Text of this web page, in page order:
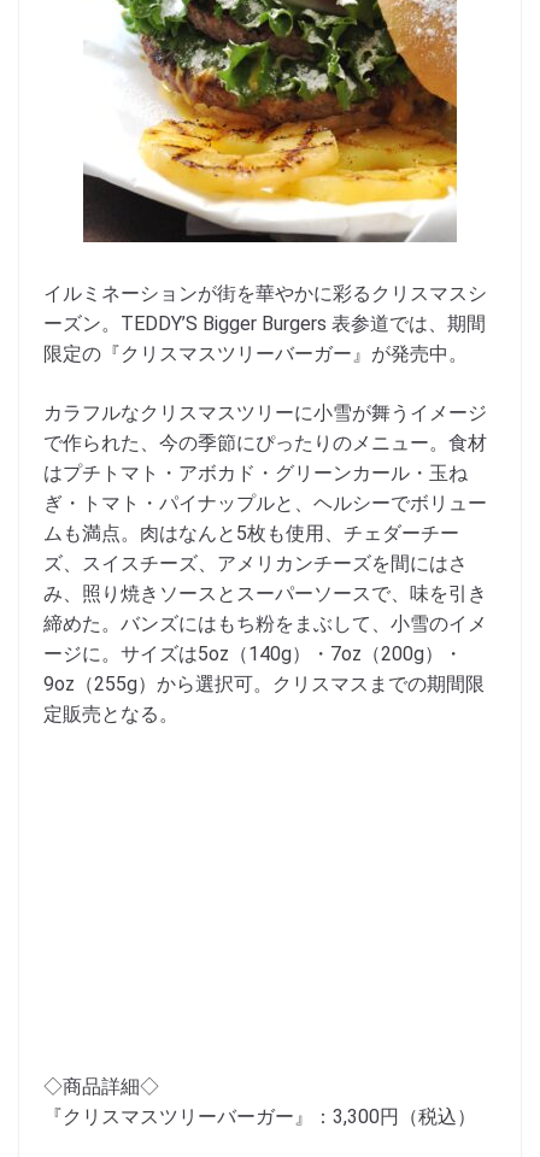
イルミネーションが街を華やかに彩るクリスマスシ
ーズン。TEDDY’S Bigger Burgers 表参道では、期間
限定の『クリスマスツリーバーガー』が発売中。
カラフルなクリスマスツリーに小雪が舞うイメージ
で作られた、今の季節にぴったりのメニュー。食材
はプチトマト・アボカド・グリーンカール・玉ね
ぎ・トマト・パイナップルと、ヘルシーでボリュー
ムも満点。肉はなんと5枚も使用、チェダーチー
ズ、スイスチーズ、アメリカンチーズを間にはさ
み、照り焼きソースとスーパーソースで、味を引き
締めた。バンズにはもち粉をまぶして、小雪のイメ
ージに。サイズは5oz（140g）・7oz（200g）・
9oz（255g）から選択可。クリスマスまでの期間限
定販売となる。
◇商品詳細◇
『クリスマスツリーバーガー』：3,300円（税込）